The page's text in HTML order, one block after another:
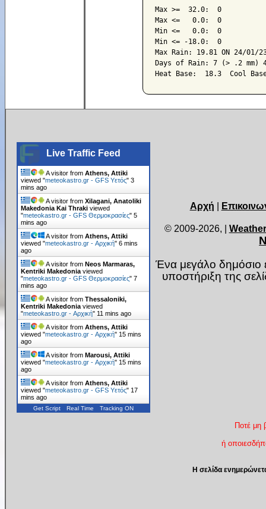
Max >=  32.0:  0
Max <=   0.0:  0
Min <=   0.0:  0
Min <= -18.0:  0
Max Rain: 19.81 ON 24/01/
Days of Rain: 7 (> .2 mm)
Live Traffic Feed
A visitor fromAthens, Attiki
viewed "meteokastro.gr - GFS Υετός"3
mins ago
A visitor fromXilagani, Anatoliki
Makedonia Kai Thraki viewed
"meteokastro.gr - GFS Θερμοκρασίες"5
mins ago
A visitor fromAthens, Attiki
viewed "meteokastro.gr - Αρχική"6 mins
ago
A visitor fromNeos Marmaras,
Kentriki Makedonia viewed
"meteokastro.gr - GFS Θερμοκρασίες"7
mins ago
A visitor fromThessaloniki,
Kentriki Makedonia viewed
"meteokastro.gr - Αρχική" 11 mins ago
A visitor fromAthens, Attiki
viewed "meteokastro.gr - Αρχική" 15 mins
ago
A visitor fromMarousi, Attiki
viewed "meteokastro.gr - Αρχική" 15 mins
ago
A visitor fromAthens, Attiki
viewed "meteokastro.gr - GFS Υετός" 17
mins ago
Get Script Real Time Tracking ON
Αρχή |
© 2009-2026, |
Ένα μεγάλο δημόσιο
υποστήριξη της
Ποτέ μη
ή
Η σελίδα